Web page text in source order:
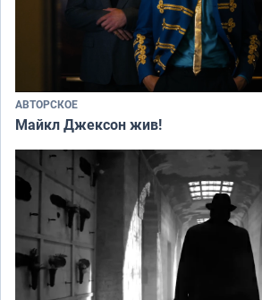
АВТОРСКОЕ
Майкл Джексон жив!